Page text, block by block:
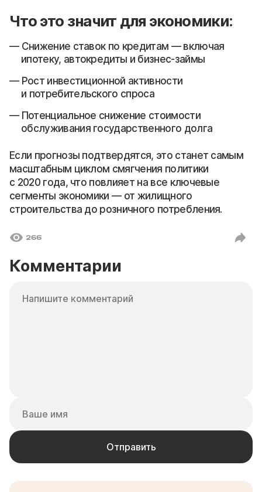
Что это значит для экономики:
Снижение ставок по кредитам — включая
ипотеку, автокредиты и бизнес-займы
Рост инвестиционной активности
и потребительского спроса
Потенциальное снижение стоимости
обслуживания государственного долга
Если прогнозы подтвердятся, это станет самым
масштабным циклом смягчения политики
с 2020 года, что повлияет на все ключевые
сегменты экономики — от жилищного
строительства до розничного потребления.
266
Комментарии